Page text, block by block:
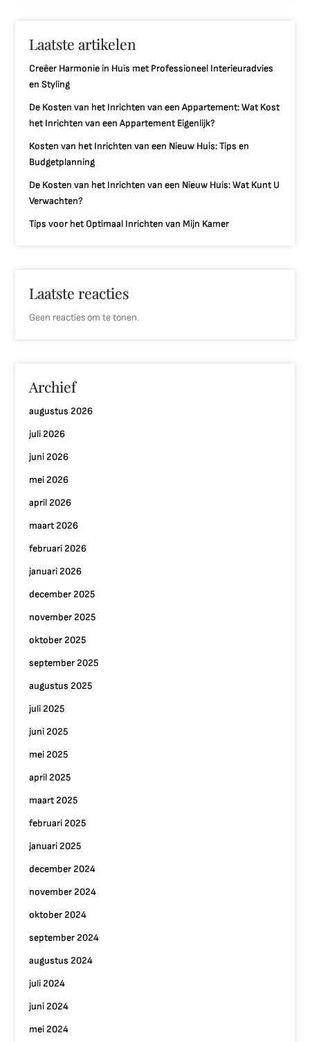
Laatste artikelen
Creëer Harmonie in Huis met Professioneel Interieuradvies
en Styling
De Kosten van het Inrichten van een Appartement: Wat Kost
het Inrichten van een Appartement Eigenlijk?
Kosten van het Inrichten van een Nieuw Huis: Tips en
Budgetplanning
De Kosten van het Inrichten van een Nieuw Huis: Wat Kunt U
Verwachten?
Tips voor het Optimaal Inrichten van Mijn Kamer
Laatste reacties
Geen reacties om te tonen.
Archief
augustus 2026
juli 2026
juni 2026
mei 2026
april 2026
maart 2026
februari 2026
januari 2026
december 2025
november 2025
oktober 2025
september 2025
augustus 2025
juli 2025
juni 2025
mei 2025
april 2025
maart 2025
februari 2025
januari 2025
december 2024
november 2024
oktober 2024
september 2024
augustus 2024
juli 2024
juni 2024
mei 2024